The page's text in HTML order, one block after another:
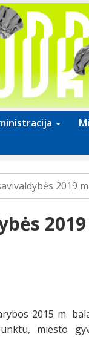
2019
2015 m.
miesto